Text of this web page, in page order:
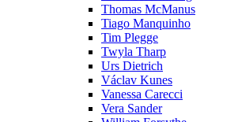
Thomas McManus
Tiago Manquinho
Tim Plegge
Twyla Tharp
Urs Dietrich
Václav Kunes
Vanessa Carecci
Vera Sander